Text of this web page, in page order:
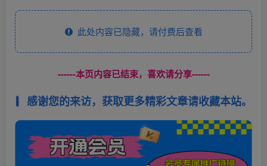
此处内容已隐藏，请付费后查看
------本页内容已结束，喜欢请分享------
感谢您的来访，获取更多精彩文章请收藏本站。